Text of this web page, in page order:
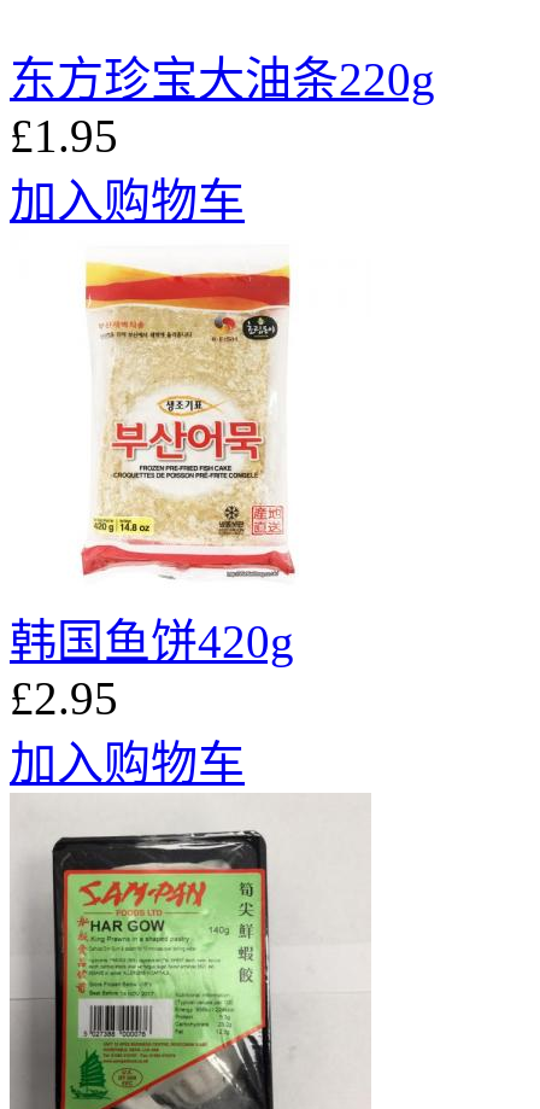
东方珍宝大油条220g
£1.95
加入购物车
韩国鱼饼420g
£2.95
加入购物车